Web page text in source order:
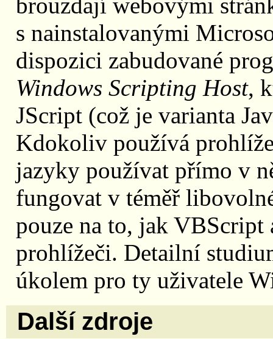
s nainstalovanými
dispozici zabudované
Windows Scripting Host,
JScript (což je varianta
Kdokoliv používá
jazyky používat přímo v
fungovat v téměř
pouze na to, jak VBScript
prohlížeči. Detailní
úkolem pro ty uživatele
Další zdroje